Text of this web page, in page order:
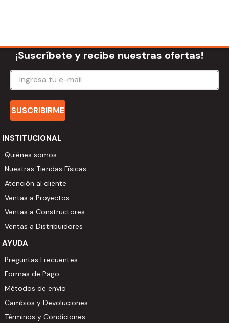
¡Suscríbete y recibe nuestras ofertas!
SUSCRIBIRME
INSTITUCIONAL
Quiénes somos
Nuestras Tiendas Físicas
Atención al cliente
Ventas a Proyectos
Ventas a Constructores
Ventas a Distribuidores
AYUDA
Preguntas Frecuentes
Formas de Pago
Métodos de envío
Cambios y Devoluciones
Términos y Condiciones